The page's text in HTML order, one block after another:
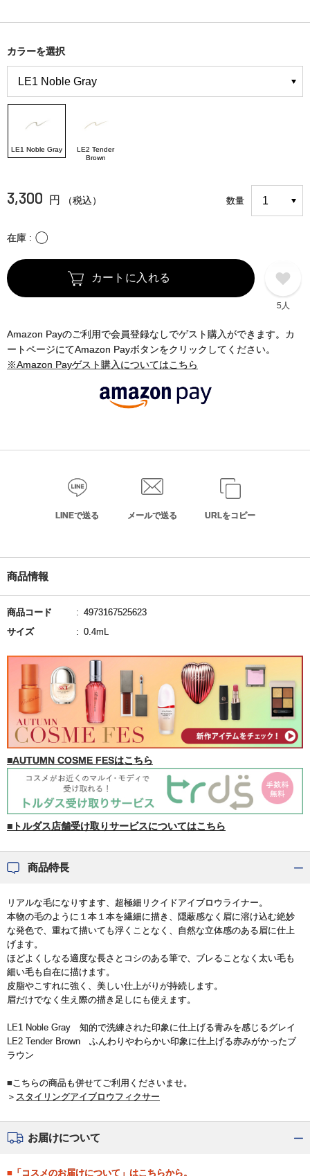
カラーを選択
LE1 Noble Gray
LE2 Tender
Brown
3,300 円 （税込） 数量
在庫 〇
カートに入れる
5人
Amazon Payのご利用で会員登録なしでゲスト購入ができます。カ
ートページにてAmazon Payボタンをクリックしてください。
※Amazon Payゲスト購入についてはこちら
LINEで送る メールで送る URLをコピー
商品情報
商品コード
4973167525623
サイズ
0.4mL
■AUTUMN COSME FESはこちら
■トルダス店舗受け取りサービスについてはこちら
商品特長
リアルな毛になりすます、超極細リクイドアイブロウライナー。
本物の毛のように１本１本を繊細に描き、隠蔽感なく眉に溶け込む絶妙
な発色で、重ねて描いても浮くことなく、自然な立体感のある眉に仕上
げます。
ほどよくしなる適度な長さとコシのある筆で、ブレることなく太い毛も
細い毛も自在に描けます。
皮脂やこすれに強く、美しい仕上がりが持続します。
眉だけでなく生え際の描き足しにも使えます。
LE1 Noble Gray 知的で洗練された印象に仕上げる青みを感じるグレイ
LE2 Tender Brown ふんわりやわらかい印象に仕上げる赤みがかったブ
ラウン
■こちらの商品も併せてご利用くださいませ。
＞ スタイリングアイブロウフィクサー
お届けについて
■「コスメのお届けについて」はこちらから。